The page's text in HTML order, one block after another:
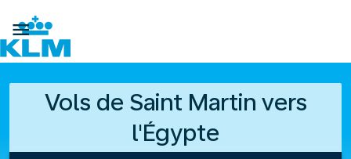

Vols de Saint Martin vers
l'Égypte